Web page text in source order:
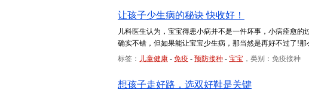
让孩子少生病的秘诀 快收好！
儿科医生认为，宝宝得患小病并不是一件坏事，小病痊愈
确实不错，但如果能让宝宝少生病，那当然是再好不过了!那
标签： 儿童健康 - 免疫 - 预防接种 - 宝宝 ，类别：免疫接种
想孩子走好路，选双好鞋是关键